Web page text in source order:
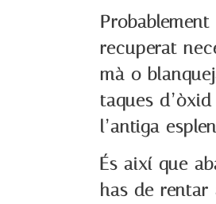
recuperat
mà o
taques
l’antiga
És així que
has de rentar